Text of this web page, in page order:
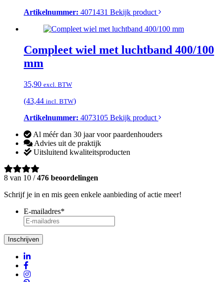
Artikelnummer: 4071431 Bekijk product
Compleet wiel met luchtband 400/100
mm
35,90 excl. BTW
(43,44 incl. BTW)
Artikelnummer: 4073105 Bekijk product
Al méér dan 30 jaar voor paardenhouders
Advies uit de praktijk
Uitsluitend kwaliteitsproducten
8 van 10 /476 beoordelingen
Schrijf je in en mis geen enkele aanbieding of actie meer!
E-mailadres*
Inschrijven